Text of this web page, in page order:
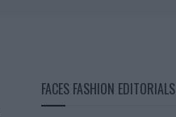
FACES FASHION EDITORIALS